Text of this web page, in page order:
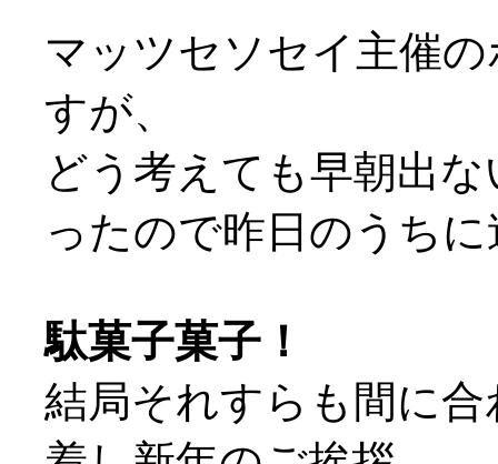
マッツセソセイ主催
すが、
どう考えても早朝出
ったので昨日のうち
駄菓子菓子！
結局それすらも間に